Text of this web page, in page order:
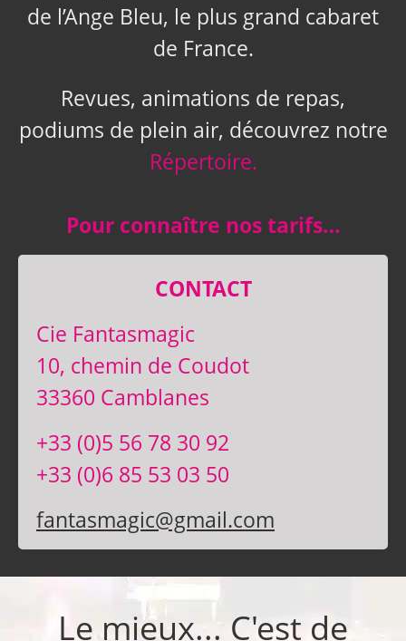
de l’Ange Bleu, le plus grand cabaret
de France.
Revues, animations de repas,
podiums de plein air, découvrez notre
Répertoire.
Pour connaître nos tarifs…
CONTACT
Cie Fantasmagic
10, chemin de Coudot
33360 Camblanes
+33 (0)5 56 78 30 92
+33 (0)6 85 53 03 50
fantasmagic@gmail.com
Le mieux... C'est de